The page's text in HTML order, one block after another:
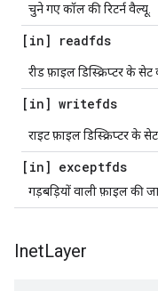
चुने गए कॉल की रिटर्न वैल्यू.
[in] readfds
रीड फ़ाइल डिस्क्रिप्टर के सेट
[in] writefds
राइट फ़ाइल डिस्क्रिप्टर के
[in] exceptfds
गड़बड़ियों वाली फ़ाइल की
InetLayer